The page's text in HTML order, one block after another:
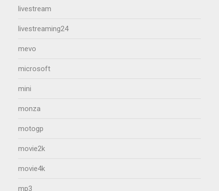
livestream
livestreaming24
mevo
microsoft
mini
monza
motogp
movie2k
movie4k
mp3